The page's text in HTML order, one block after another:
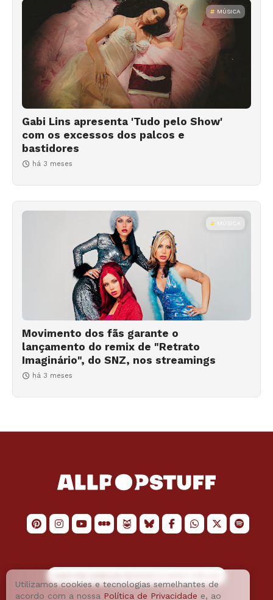
MÚSICA
Gabi Lins apresenta 'Tudo pelo Show'
com os excessos dos palcos e
bastidores
há 3 meses
MÚSICA
Movimento dos fãs garante o
lançamento do remix de "Retrato
Imaginário", do SNZ, nos streamings
há 3 meses
Utilizamos cookies e tecnologias semelhantes de
acordo com a nossa Política de Privacidade e, ao